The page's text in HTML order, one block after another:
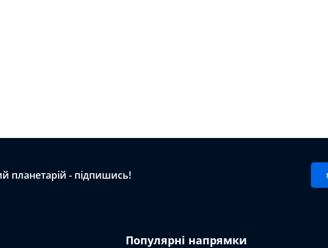
планетарій - підпишись!
Популярні напрямки